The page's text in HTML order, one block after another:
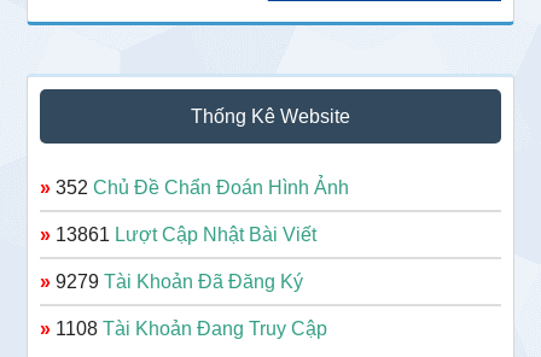
Thống Kê Website
» 352Chủ Đề Chẩn Đoán Hình Ảnh
» 13861 Lượt Cập Nhật Bài Viết
» 9279Tài Khoản Đã Đăng Ký
» 1108Tài Khoản Đang Truy Cập